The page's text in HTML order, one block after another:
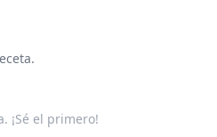
¡Sé el primero!